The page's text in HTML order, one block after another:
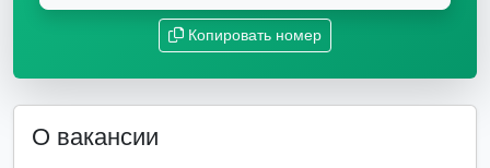
Копировать номер
О вакансии